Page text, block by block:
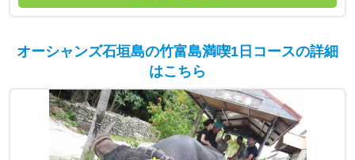
オーシャンズ石垣島の竹富島満喫1日コースの詳細
はこちら